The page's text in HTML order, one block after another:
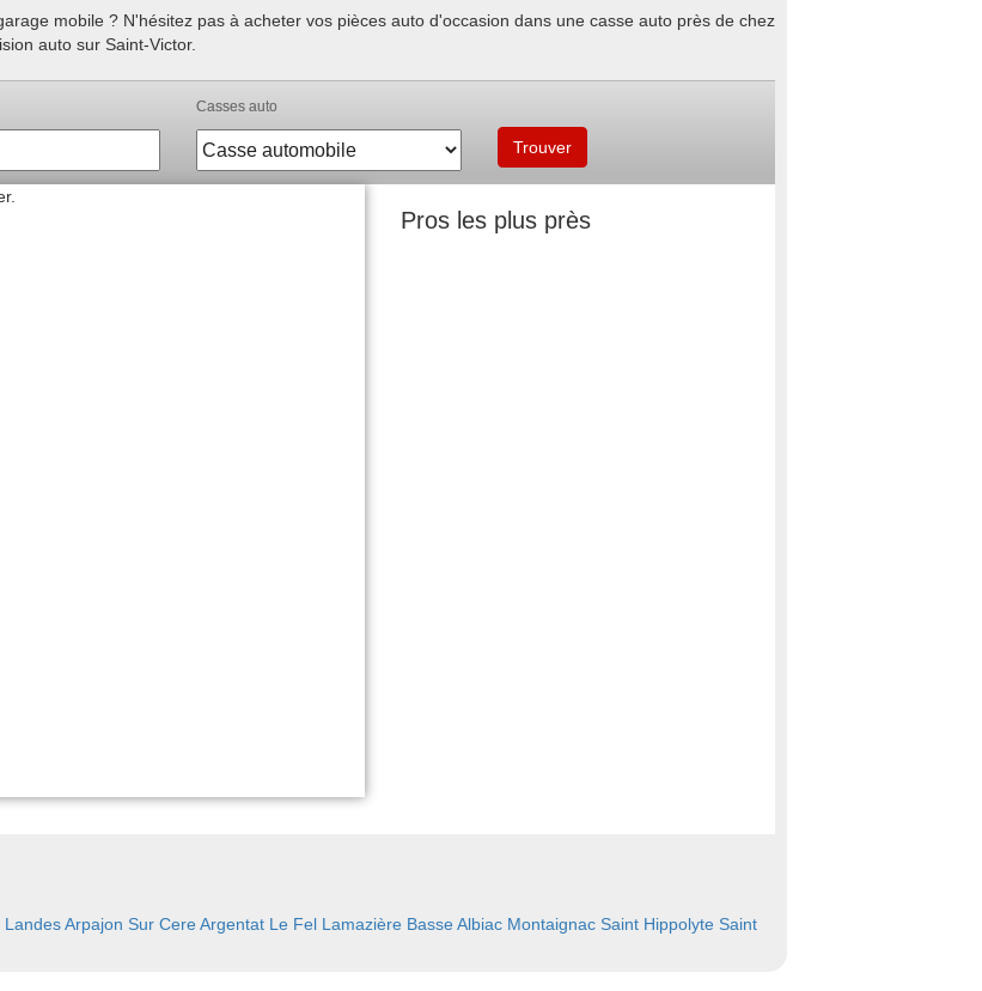
mobile ? N'hésitez pas à acheter vos pièces auto d'occasion dans une casse auto près de chez
auto sur Saint-Victor.
LandesArpajon Sur Cere Argentat Le Fel Lamazière Basse Albiac Montaignac Saint Hippolyte Saint